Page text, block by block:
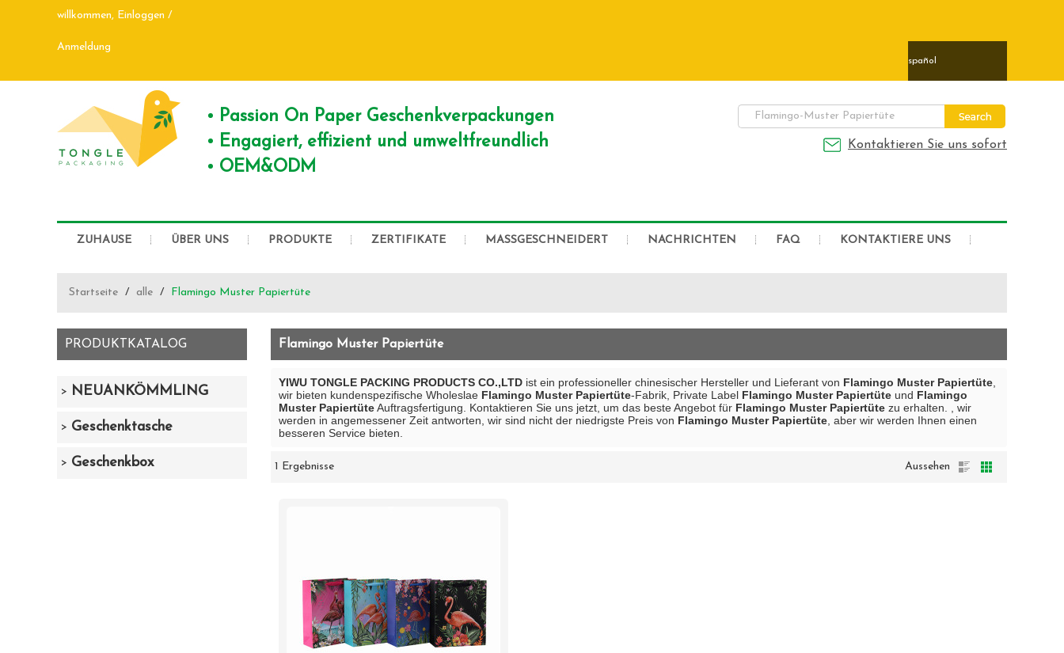
willkommen, Einloggen /
Anmeldung
Español
Passion On Paper Geschenkverpackungen
Engagiert, effizient und umweltfreundlich
OEM&ODM
Kontaktieren Sie uns sofort
ZUHAUSE ÜBER UNS PRODUKTE ZERTIFIKATE MASSGESCHNEIDERT NACHRICHTEN FAQ KONTAKTIERE UNS
Startseite / alle / Flamingo Muster Papiertüte
PRODUKTKATALOG
NEUANKÖMMLING
Geschenktasche
Geschenkbox
Flamingo Muster Papiertüte
YIWU TONGLE PACKING PRODUCTS CO.,LTD ist ein professioneller chinesischer Hersteller und Lieferant von Flamingo Muster Papiertüte
wir bieten kundenspezifische Wholeslae Flamingo Muster Papiertüte-Fabrik, Private Label Flamingo Muster Papiertüte und Flamingo
Muster PapiertüteAuftragsfertigung. Kontaktieren Sie uns jetzt, um das beste Angebot für Flamingo Muster Papiertüte zu erhalten. , wir
werden in angemessener Zeit antworten, wir sind nicht der niedrigste Preis von Flamingo Muster Papiertüte , aber wir werden Ihnen einen
besseren Service bieten.
1 Ergebnisse Aussehen